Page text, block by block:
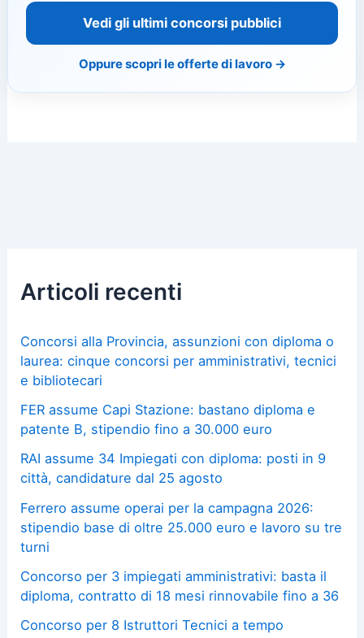
Vedi gli ultimi concorsi pubblici
Oppure scopri le offerte di lavoro →
Articoli recenti
Concorsi alla Provincia, assunzioni con diploma o
laurea: cinque concorsi per amministrativi, tecnici
e bibliotecari
FER assume Capi Stazione: bastano diploma e
patente B, stipendio fino a 30.000 euro
RAI assume 34 Impiegati con diploma: posti in 9
città, candidature dal 25 agosto
Ferrero assume operai per la campagna 2026:
stipendio base di oltre 25.000 euro e lavoro su tre
turni
Concorso per 3 impiegati amministrativi: basta il
diploma, contratto di 18 mesi rinnovabile fino a 36
Concorso per 8 Istruttori Tecnici a tempo